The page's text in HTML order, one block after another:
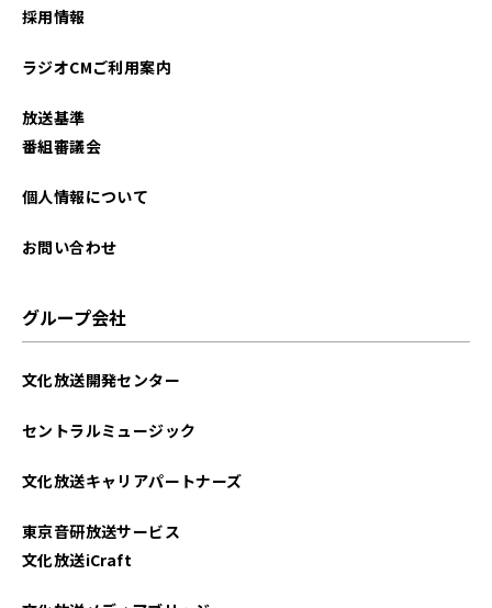
採用情報
ラジオCMご利用案内
放送基準
番組審議会
個人情報について
お問い合わせ
グループ会社
文化放送開発センター
セントラルミュージック
文化放送キャリアパートナーズ
東京音研放送サービス
文化放送iCraft